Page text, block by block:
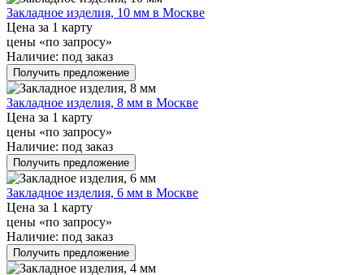
Закладное изделия, 10 мм в Москве
Цена за 1 карту
цены «по запросу»
Наличие: под заказ
Получить предложение
Закладное изделия, 8 мм в Москве
Цена за 1 карту
цены «по запросу»
Наличие: под заказ
Получить предложение
Закладное изделия, 6 мм в Москве
Цена за 1 карту
цены «по запросу»
Наличие: под заказ
Получить предложение